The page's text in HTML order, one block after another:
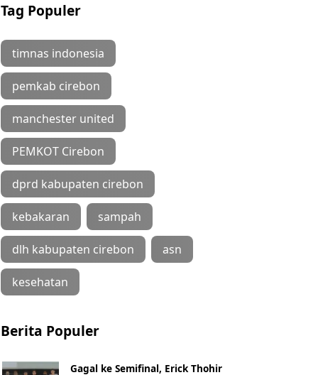
Tag Populer
timnas indonesia
pemkab cirebon
manchester united
PEMKOT Cirebon
dprd kabupaten cirebon
kebakaran sampah
dlh kabupaten cirebon asn
kesehatan
Berita Populer
Gagal ke Semifinal, Erick Thohir